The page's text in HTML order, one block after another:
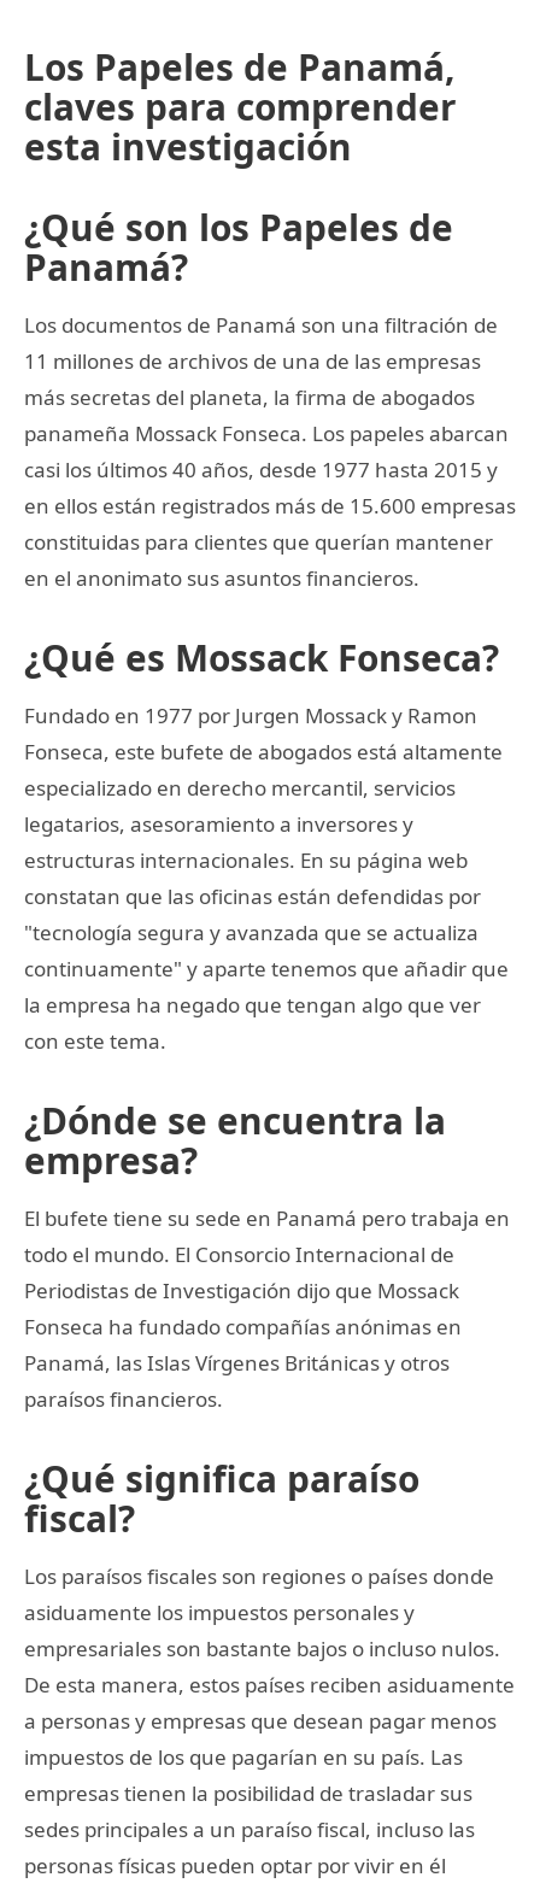
Los Papeles de Panamá,
claves para comprender
esta investigación
¿Qué son los Papeles de
Panamá?
Los documentos de Panamá son una filtración de
11 millones de archivos de una de las empresas
más secretas del planeta, la firma de abogados
panameña Mossack Fonseca. Los papeles abarcan
casi los últimos 40 años, desde 1977 hasta 2015 y
en ellos están registrados más de 15.600 empresas
constituidas para clientes que querían mantener
en el anonimato sus asuntos financieros.
¿Qué es Mossack Fonseca?
Fundado en 1977 por Jurgen Mossack y Ramon
Fonseca, este bufete de abogados está altamente
especializado en derecho mercantil, servicios
legatarios, asesoramiento a inversores y
estructuras internacionales. En su página web
constatan que las oficinas están defendidas por
"tecnología segura y avanzada que se actualiza
continuamente" y aparte tenemos que añadir que
la empresa ha negado que tengan algo que ver
con este tema.
¿Dónde se encuentra la
empresa?
El bufete tiene su sede en Panamá pero trabaja en
todo el mundo. El Consorcio Internacional de
Periodistas de Investigación dijo que Mossack
Fonseca ha fundado compañías anónimas en
Panamá, las Islas Vírgenes Británicas y otros
paraísos financieros.
¿Qué significa paraíso
fiscal?
Los paraísos fiscales son regiones o países donde
asiduamente los impuestos personales y
empresariales son bastante bajos o incluso nulos.
De esta manera, estos países reciben asiduamente
a personas y empresas que desean pagar menos
impuestos de los que pagarían en su país. Las
empresas tienen la posibilidad de trasladar sus
sedes principales a un paraíso fiscal, incluso las
personas físicas pueden optar por vivir en él